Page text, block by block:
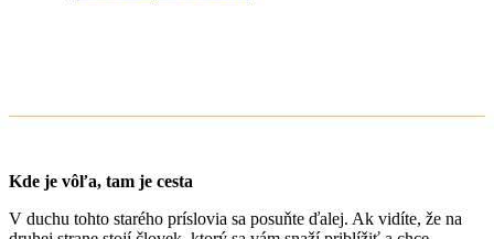
Kde je vôľa, tam je cesta
V duchu tohto starého príslovia sa posuňte ďalej. Ak vidíte, že na